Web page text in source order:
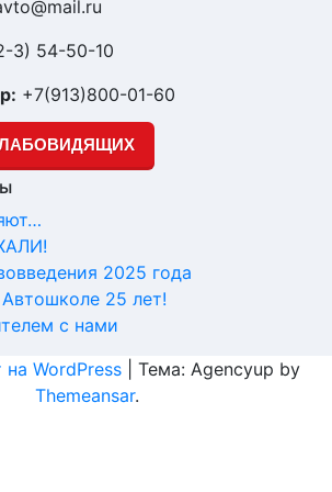
3) 54-50-10
+7(913)800-01-60
2025 года
25 лет!
с нами
на WordPress
Тема: Agencyup by
Themeansar.